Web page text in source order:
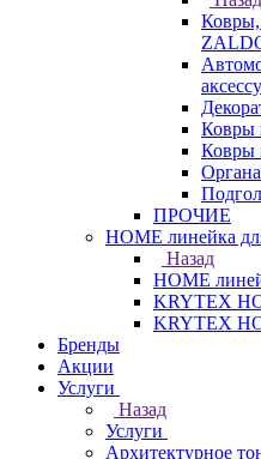
Ковры,
Ковры
Ковры
ПРОЧИЕ
HOME линейка
Назад
HOME
KRYTEX
KRYTEX
Бренды
Акции
Услуги
Назад
Услуги
Архитектурное